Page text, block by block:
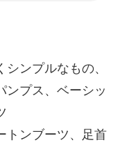
シンプルなもの、
ンプス、ベーシッ
トンブーツ、足首